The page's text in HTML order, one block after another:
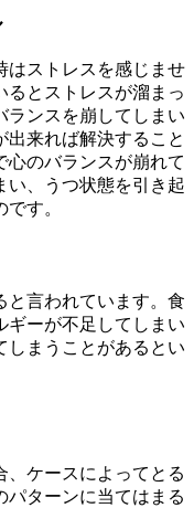
はストレスを感じませ
るとストレスが溜まっ
ランスを崩してしまい
出来れば解決すること
心のバランスが崩れて
い、うつ状態を引き起
す。
と言われています。食
ギーが不足してしまい
しまうことがあるとい
、ケースによってとる
パターンに当てはまる